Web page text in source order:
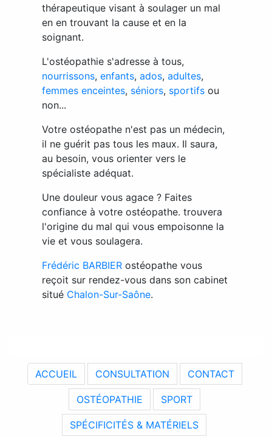
thérapeutique visant à soulager un mal
en en trouvant la cause et en la
soignant.
L'ostéopathie s'adresse à tous,
nourrissons, enfants, ados, adultes,
femmes enceintes, séniors, sportifs ou
non...
Votre ostéopathe n'est pas un médecin,
il ne guérit pas tous les maux. Il saura,
au besoin, vous orienter vers le
spécialiste adéquat.
Une douleur vous agace ? Faites
confiance à votre ostéopathe. trouvera
l'origine du mal qui vous empoisonne la
vie et vous soulagera.
Frédéric BARBIER ostéopathe vous
reçoit sur rendez-vous dans son cabinet
situé Chalon-Sur-Saône.
ACCUEIL CONSULTATION CONTACT
OSTÉOPATHIE SPORT
SPÉCIFICITÉS & MATÉRIELS